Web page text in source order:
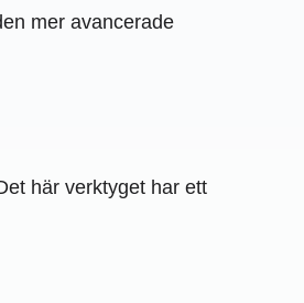
mer avancerade
här verktyget har ett